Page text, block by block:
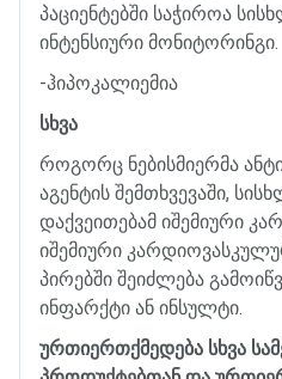
პაციენტებში საჭიროა
ინტენსიური მონიტორინგი.
-ჰიპოკალიემია
სხვა
როგორც ნებისმიერმა
აგენტის შემთხვევაში,
დაქვეითებამ იშემიური
იშემიური
პირებში შეიძლება
ინფარქტი ან ინსულტი.
ურთიერთქმედება სხვა